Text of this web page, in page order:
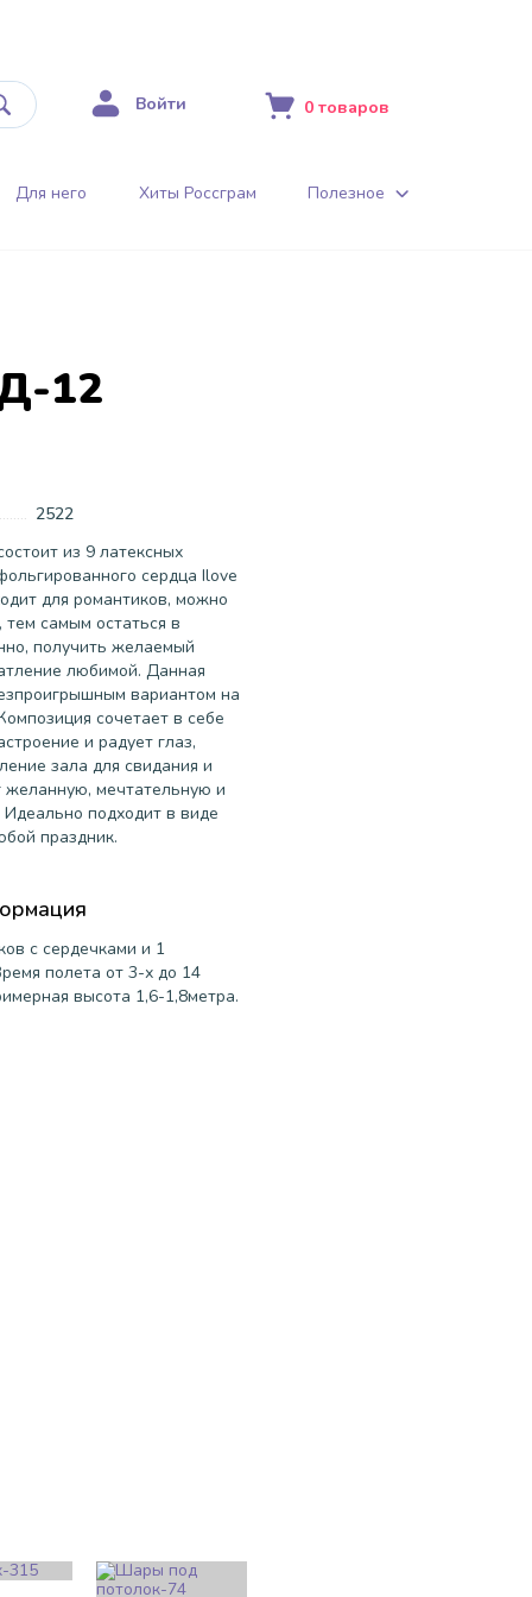
Войти 0 товаров
Для него Хиты Россграм Полезное
12
2522
из 9 латексных
сердца Ilove
для романтиков, можно
самым остаться в
получить желаемый
любимой. Данная
вариантом на
сочетает в себе
и радует глаз,
зала для свидания и
желанную, мечтательную и
подходит в виде
праздник.
с сердечками и 1
полета от 3-х до 14
высота 1,6-1,8метра.